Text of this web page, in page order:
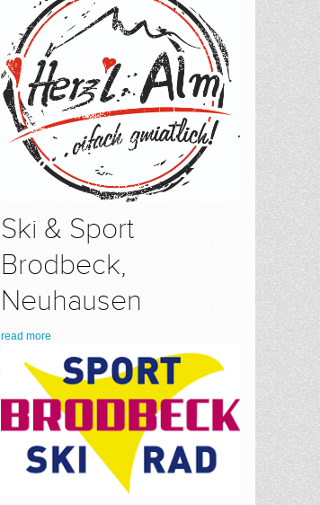
Ski & Sport
Brodbeck,
Neuhausen
read more